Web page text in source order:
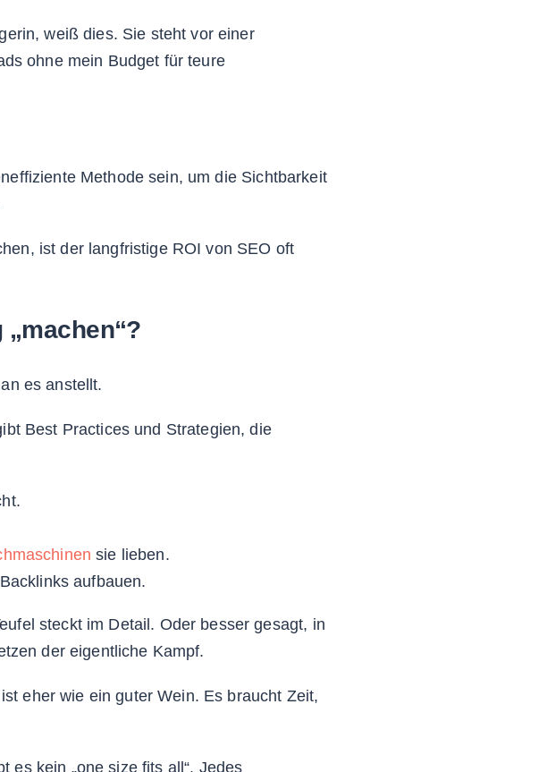
weiß dies. Sie steht vor einer
ohne mein Budget für teure
Methode sein, um die Sichtbarkeit
ist der langfristige ROI von SEO oft
es anstellt.
Best Practices und Strategien, die
sie lieben.
aufbauen.
steckt im Detail. Oder besser gesagt, in
der eigentliche Kampf.
eher wie ein guter Wein. Es braucht Zeit,
es kein „one size fits all“. Jedes